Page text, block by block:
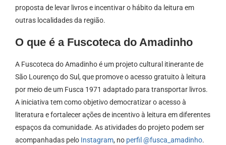
proposta de levar livros e incentivar o hábito da leitura em
outras localidades da região.
O que é a Fuscoteca do Amadinho
A Fuscoteca do Amadinho é um projeto cultural itinerante de
São Lourenço do Sul, que promove o acesso gratuito à leitura
por meio de um Fusca 1971 adaptado para transportar livros.
A iniciativa tem como objetivo democratizar o acesso à
literatura e fortalecer ações de incentivo à leitura em diferentes
espaços da comunidade. As atividades do projeto podem ser
acompanhadas pelo Instagram, no perfil @fusca_amadinho.